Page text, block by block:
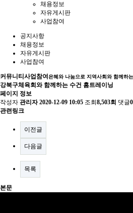
채용정보
자유게시판
사업참여
공지사항
채용정보
자유게시판
사업참여
커뮤니티 사업참여은혜와 나눔으로 지역사회와 함께하
강북구체육회와 함께하는 수건 홈트레이닝
페이지 정보
작성자 관리자 2020-12-09 10:05 조회 8,503회 댓글
관련링크
이전글
다음글
목록
본문